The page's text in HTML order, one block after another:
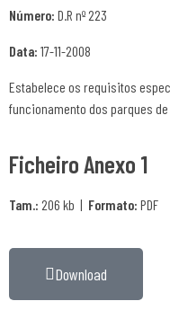
Número: D.R nº 223
Data: 17-11-2008
Estabelece os requisitos
funcionamento dos parques
Ficheiro Anexo 1
Tam.: 206 kb | Formato: PDF
Download